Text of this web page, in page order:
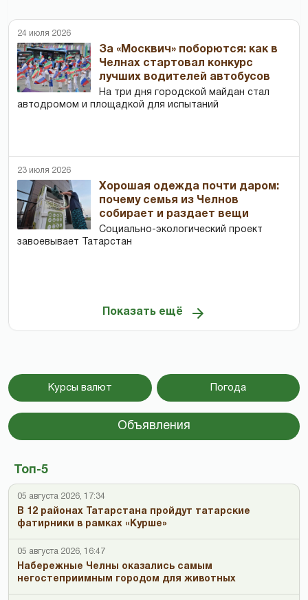
24 июля 2026
За «Москвич» поборются: как в
Челнах стартовал конкурс
лучших водителей автобусов
На три дня городской майдан стал
автодромом и площадкой для испытаний
23 июля 2026
Хорошая одежда почти даром:
почему семья из Челнов
собирает и раздает вещи
Социально-экологический проект
завоевывает Татарстан
Показать ещё
Курсы валют Погода
Объявления
Топ-5
05 августа 2026, 17:34
В 12 районах Татарстана пройдут татарские
фатирники в рамках «Курше»
05 августа 2026, 16:47
Набережные Челны оказались самым
негостеприимным городом для животных